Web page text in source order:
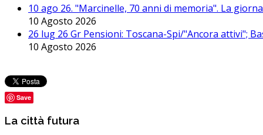
10 ago 26. "Marcinelle, 70 anni di memoria". La
10 Agosto 2026
26 lug 26 Gr Pensioni: Toscana-Spi/"Ancora attivi";
10 Agosto 2026
Save
La città futura